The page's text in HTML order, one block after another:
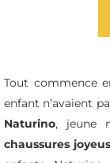
Tout commence
enfant n’avaient
Naturino, jeune
chaussures